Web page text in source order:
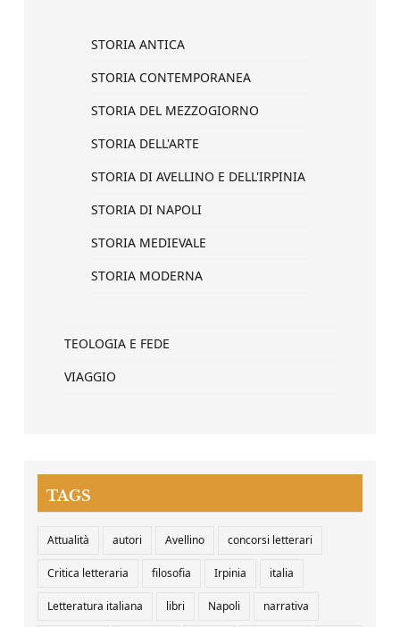
STORIA ANTICA
STORIA CONTEMPORANEA
STORIA DEL MEZZOGIORNO
STORIA DELL'ARTE
STORIA DI AVELLINO E DELL'IRPINIA
STORIA DI NAPOLI
STORIA MEDIEVALE
STORIA MODERNA
TEOLOGIA E FEDE
VIAGGIO
TAGS
Attualità autori Avellino concorsi letterari
Critica letteraria filosofia Irpinia italia
Letteratura italiana libri Napoli narrativa